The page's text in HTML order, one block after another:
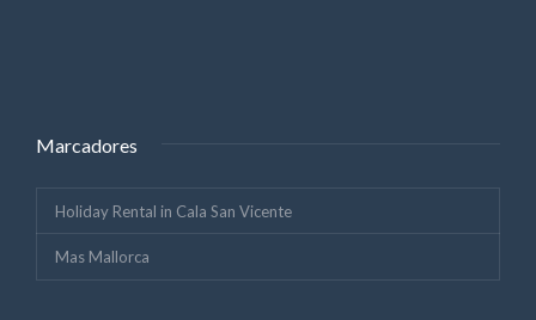
Marcadores
Holiday Rental in Cala San Vicente
Mas Mallorca